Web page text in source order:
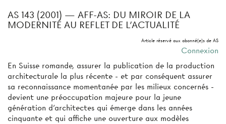
AS 143 (2001) — AFF-AS: DU MIROIR DE LA
MODERNITÉ AU REFLET DE L'ACTUALITÉ
Article réservé aux abonné(e)s de AS
Connexion
En Suisse romande, assurer la publication de la production
architecturale la plus récente - et par conséquent assurer
sa reconnaissance momentanée par les milieux concernés -
devient une préoccupation majeure pour la jeune
génération d'architectes qui émerge dans les années
cinquante et qui affiche une ouverture aux modèles